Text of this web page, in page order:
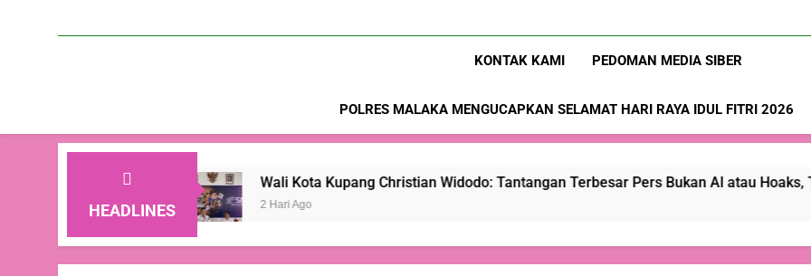
Nusa-
KONTAK KAMI PEDOMAN MEDIA SIBER
POLRES MALAKA MENGUCAPKAN SELAMAT HARI RAYA IDUL FITRI 2026
HEADLINES
Wali Kota Kupang Christian Widodo: Tantangan Terbesar Pers Bukan Al atau Hoaks, Tapi
2 Hari Ago